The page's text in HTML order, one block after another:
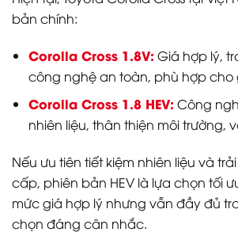
bản chính:
Corolla Cross 1.8V: Giá hợp lý,
công nghệ an toàn, phù hợp cho
Corolla Cross 1.8 HEV: Công
nhiên liệu, thân thiện môi trường,
Nếu ưu tiên tiết kiệm nhiên liệu và
cấp, phiên bản HEV là lựa chọn tối
mức giá hợp lý nhưng vẫn đầy đủ
chọn đáng cân nhắc.